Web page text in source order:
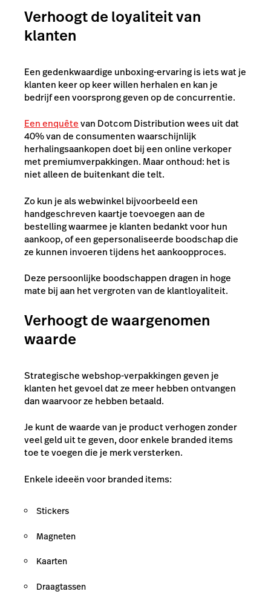
Verhoogt de loyaliteit van
klanten
Een gedenkwaardige unboxing-ervaring is iets wat je
klanten keer op keer willen herhalen en kan je
bedrijf een voorsprong geven op de concurrentie.
Een enquêtevan Dotcom Distribution wees uit dat
40% van de consumenten waarschijnlijk
herhalingsaankopen doet bij een online verkoper
met premiumverpakkingen. Maar onthoud: het is
niet alleen de buitenkant die telt.
Zo kun je als webwinkel bijvoorbeeld een
handgeschreven kaartje toevoegen aan de
bestelling waarmee je klanten bedankt voor hun
aankoop, of een gepersonaliseerde boodschap die
ze kunnen invoeren tijdens het aankoopproces.
Deze persoonlijke boodschappen dragen in hoge
mate bij aan het vergroten van de klantloyaliteit.
Verhoogt de waargenomen
waarde
Strategische webshop-verpakkingen geven je
klanten het gevoel dat ze meer hebben ontvangen
dan waarvoor ze hebben betaald.
Je kunt de waarde van je product verhogen zonder
veel geld uit te geven, door enkele branded items
toe te voegen die je merk versterken.
Enkele ideeën voor branded items:
Stickers
Magneten
Kaarten
Draagtassen